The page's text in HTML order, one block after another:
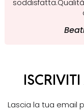
Lascia la tua email